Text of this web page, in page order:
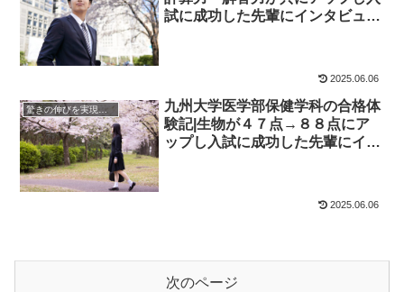
試に成功した先輩にインタビュ
2025.06.06
九州大学医学部保健学科の合格体
験記|生物が４７点→８８点にア
ップし入試に成功した先輩にイン
2025.06.06
次のページ